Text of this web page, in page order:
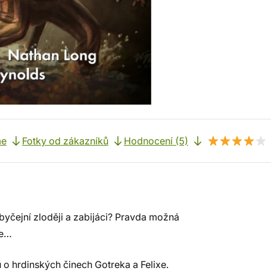
Fotky od zákazníků Hodnocení (5)
zloději a zabijáci? Pravda možná
hrdinských činech Gotreka a Felixe.